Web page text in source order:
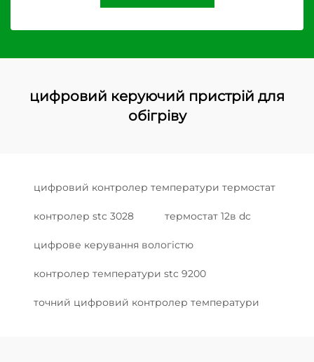
цифровий керуючий пристрій для
обігріву
цифровий контролер температури термостат
контролер stc 3028 термостат 12в dc
цифрове керування вологістю
контролер температури stc 9200
точний цифровий контролер температури